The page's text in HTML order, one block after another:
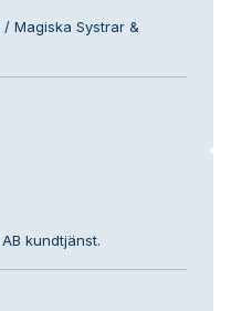
Magiska Systrar &
kundtjänst.